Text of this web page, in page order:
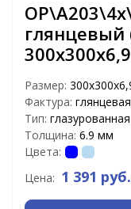
глянцевый
300х300х6,9
Размер:
Фактура: глянцевая
Тип: глазурованная
Толщина: 6.9 мм
Цвета:
Цена: 1 391